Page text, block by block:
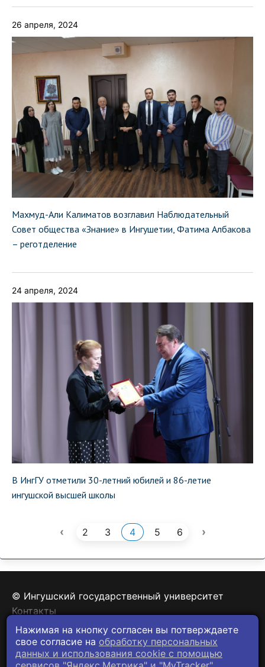
26 апреля, 2024
Махмуд-Али Калиматов возглавил Наблюдательный
Совет общества «Знание» в Ингушетии, Фатима Албакова
– реготделение
24 апреля, 2024
В ИнгГУ отметили 30-летний юбилей и 86-летие
ингушской высшей школы
‹ 2 3 4 5 6 ›
© Ингушский государственный университет
Контакты
Политика конфиденциальности
Нажимая на кнопку согласен вы потверждаете
свое согласие на обработку персональных
данных и использования cookie c помощью